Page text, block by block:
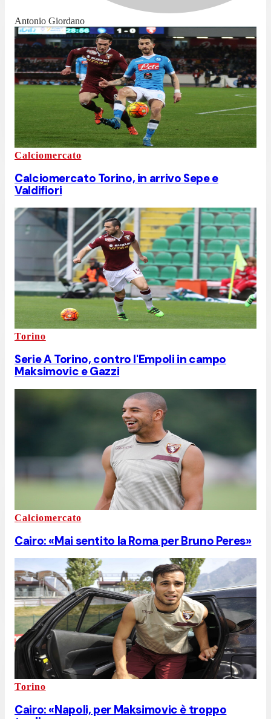
Antonio Giordano
Calciomercato
Calciomercato Torino, in arrivo Sepe e
Valdifiori
Torino
Serie A Torino, contro l'Empoli in campo
Maksimovic e Gazzi
Calciomercato
Cairo: «Mai sentito la Roma per Bruno Peres»
Torino
Cairo: «Napoli, per Maksimovic è troppo